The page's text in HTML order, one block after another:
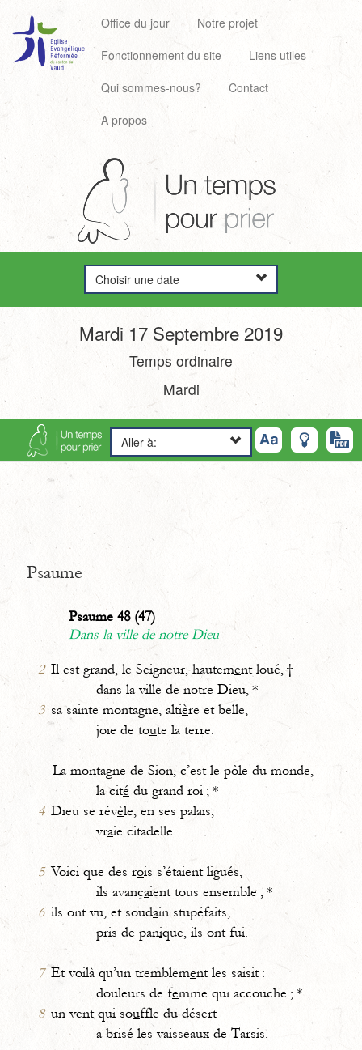
Office du jour
Notre projet
Fonctionnement du site
Liens utiles
Qui sommes-nous?
Contact
A propos
Choisir une date
Mardi 17 Septembre 2019
Temps ordinaire
Mardi
Aller à:
Psaume
Psaume 48 (47)
Dans la ville de notre Dieu
2 Il est grand, le Seigneur, hautement loué, †
dans la ville de notre Dieu, *
3 sa sainte montagne, altière et belle,
joie de toute la terre.
La montagne de Sion, c’est le pôle du monde,
la cité du grand roi ; *
4 Dieu se révèle, en ses palais,
vraie citadelle.
5 Voici que des rois s’étaient ligués,
ils avançaient tous ensemble ; *
6 ils ont vu, et soudain stupéfaits,
pris de panique, ils ont fui.
7 Et voilà qu’un tremblement les saisit :
douleurs de femme qui accouche ; *
8 un vent qui souffle du désert
a brisé les vaisseaux de Tarsis.